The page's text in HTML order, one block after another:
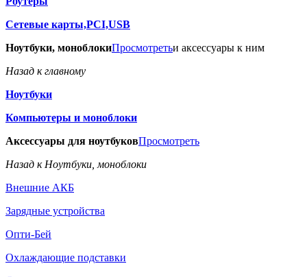
Сетевые карты,PCI,USB
Ноутбуки, моноблокиПросмотретьи аксессуары к ним
Назад к главному
Ноутбуки
Компьютеры и моноблоки
Аксессуары для ноутбуковПросмотреть
Назад к Ноутбуки, моноблоки
Внешние АКБ
Зарядные устройства
Опти-Бей
Охлаждающие подставки